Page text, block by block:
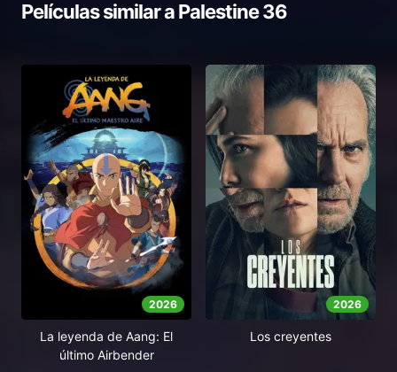
Películas similar aPalestine 36
2026
La leyenda de Aang: El
último Airbender
2026
Los creyentes